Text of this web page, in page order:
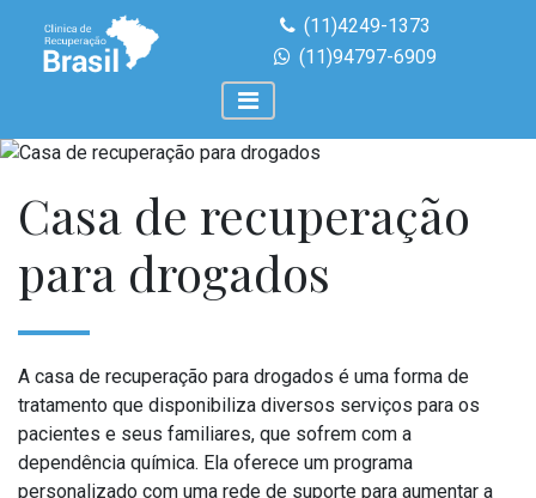
(11)4249-1373
(11)94797-6909
Casa de recuperação
para drogados
A casa de recuperação para drogados é uma forma de
tratamento que disponibiliza diversos serviços para os
pacientes e seus familiares, que sofrem com a
dependência química. Ela oferece um programa
personalizado com uma rede de suporte para aumentar a